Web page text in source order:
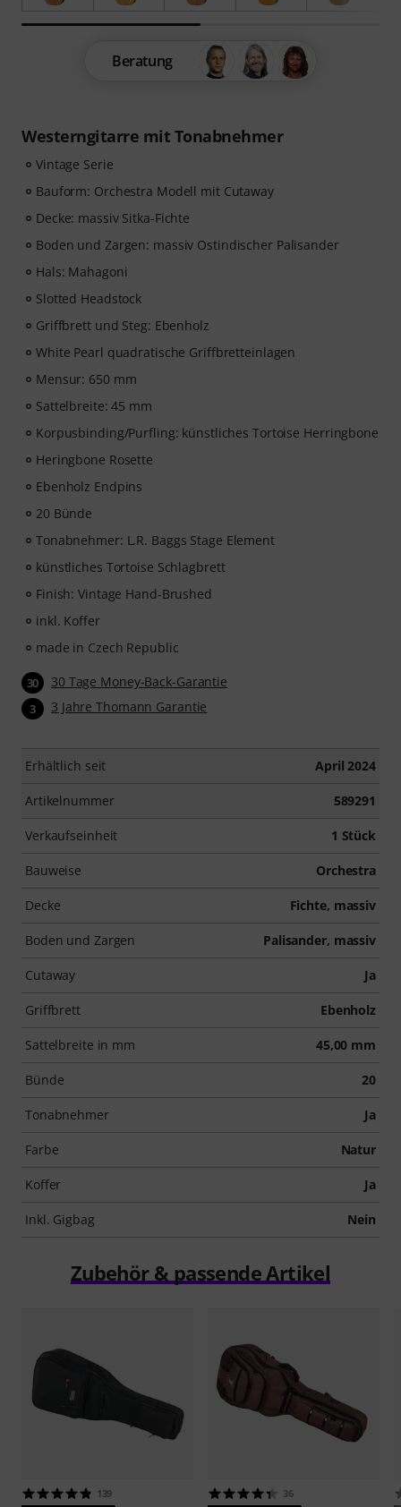
Westerngitarre mit Tonabnehmer
Vintage Serie
Bauform: Orchestra Modell mit Cutaway
Decke: massiv Sitka-Fichte
Boden und Zargen: massiv Ostindischer Palisander
Hals: Mahagoni
Slotted Headstock
Griffbrett und Steg: Ebenholz
White Pearl quadratische Griffbretteinlagen
Mensur: 650 mm
Sattelbreite: 45 mm
Korpusbinding/Purfling: künstliches Tortoise Herringbone
Heringbone Rosette
Ebenholz Endpins
20 Bünde
Tonabnehmer: L.R. Baggs Stage Element
künstliches Tortoise Schlagbrett
Finish: Vintage Hand-Brushed
inkl. Koffer
made in Czech Republic
30 30 Tage Money-Back-Garantie
3 3 Jahre Thomann Garantie
Erhältlich seit April 2024
Artikelnummer 589291
Verkaufseinheit 1 Stück
Bauweise Orchestra
Decke Fichte, massiv
Boden und Zargen Palisander, massiv
Cutaway Ja
Griffbrett Ebenholz
Sattelbreite in mm 45,00 mm
Bünde 20
Tonabnehmer Ja
Farbe Natur
Koffer Ja
Inkl. Gigbag Nein
Beratung
Zubehör & passende Artikel
139 36